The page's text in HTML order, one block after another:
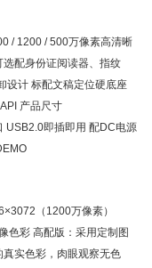
/ 1200 / 500万像素高清晰
配身份证阅读器、指纹
设计 标配文稿定位硬底座
产品尺寸
USB2.0即插即用 配DC电源
（1200万像素）
色彩 高配版：采用定制图
实色彩，肉眼观察无色